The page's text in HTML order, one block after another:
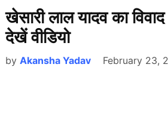
खेसारी लाल यादव का
देखें वीडियो
by Akansha Yadav February 23,